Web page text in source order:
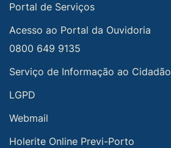
Portal de Serviços
Acesso ao Portal da Ouvidoria
0800 649 9135
Serviço de Informação ao Cidadão
LGPD
Webmail
Holerite Online Previ-Porto